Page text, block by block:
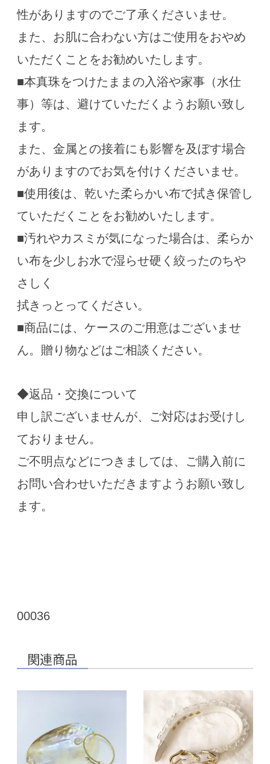
性がありますのでご了承くださいませ。
また、お肌に合わない方はご使用をおやめ
いただくことをお勧めいたします。
■本真珠をつけたままの入浴や家事（水仕
事）等は、避けていただくようお願い致し
ます。
また、金属との接着にも影響を及ぼす場合
がありますのでお気を付けくださいませ。
■使用後は、乾いた柔らかい布で拭き保管し
ていただくことをお勧めいたします。
■汚れやカスミが気になった場合は、柔らか
い布を少しお水で湿らせ硬く絞ったのちや
さしく
拭きっとってください。
■商品には、ケースのご用意はございませ
ん。贈り物などはご相談ください。
◆返品・交換について
申し訳ございませんが、ご対応はお受けし
ておりません。
ご不明点などにつきましては、ご購入前に
お問い合わせいただきますようお願い致し
ます。
00036
関連商品